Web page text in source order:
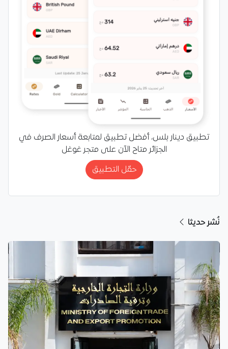
تطبيق دينار بلس، أفضل تطبيق لمتابعة أسعار الصرف في
الجزائر متاح الآن على متجر غوغل
حمّل التطبيق
نُشر حديثا